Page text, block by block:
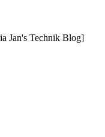
Jan's Technik Blog]